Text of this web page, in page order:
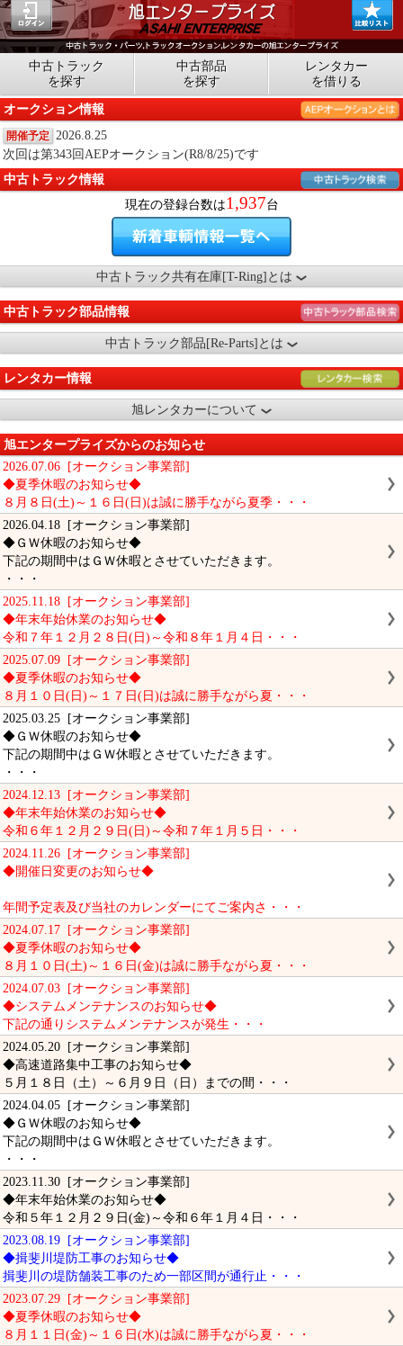
中古トラック
を探す
中古部品
を探す
レンタカー
を借りる
オークション情報
開催予定
2026.8.25
次回は第343回AEPオークション(R8/8/25)です
中古トラック情報
現在の登録台数は1,937台
中古トラック共有在庫[T-Ring]とは
中古トラック部品情報
中古トラック部品[Re-Parts]とは
レンタカー情報
旭レンタカーについて
旭エンタープライズからのお知らせ
2026.07.06 [オークション事業部]
◆夏季休暇のお知らせ◆
８月８日(土)～１６日(日)は誠に勝手ながら夏季・・・
2026.04.18 [オークション事業部]
◆ＧＷ休暇のお知らせ◆
下記の期間中はＧＷ休暇とさせていただきます。
・・・
2025.11.18 [オークション事業部]
◆年末年始休業のお知らせ◆
令和７年１２月２８日(日)～令和８年１月４日・・・
2025.07.09 [オークション事業部]
◆夏季休暇のお知らせ◆
８月１０日(日)～１７日(日)は誠に勝手ながら夏・・・
2025.03.25 [オークション事業部]
◆ＧＷ休暇のお知らせ◆
下記の期間中はＧＷ休暇とさせていただきます。
・・・
2024.12.13 [オークション事業部]
◆年末年始休業のお知らせ◆
令和６年１２月２９日(日)～令和７年１月５日・・・
2024.11.26 [オークション事業部]
◆開催日変更のお知らせ◆
年間予定表及び当社のカレンダーにてご案内さ・・・
2024.07.17 [オークション事業部]
◆夏季休暇のお知らせ◆
８月１０日(土)～１６日(金)は誠に勝手ながら夏・・・
2024.07.03 [オークション事業部]
◆システムメンテナンスのお知らせ◆
下記の通りシステムメンテナンスが発生・・・
2024.05.20 [オークション事業部]
◆高速道路集中工事のお知らせ◆
５月１８日（土）～６月９日（日）までの間・・・
2024.04.05 [オークション事業部]
◆ＧＷ休暇のお知らせ◆
下記の期間中はＧＷ休暇とさせていただきます。
・・・
2023.11.30 [オークション事業部]
◆年末年始休業のお知らせ◆
令和５年１２月２９日(金)～令和６年１月４日・・・
2023.08.19 [オークション事業部]
◆揖斐川堤防工事のお知らせ◆
揖斐川の堤防舗装工事のため一部区間が通行止・・・
2023.07.29 [オークション事業部]
◆夏季休暇のお知らせ◆
８月１１日(金)～１６日(水)は誠に勝手ながら夏・・・